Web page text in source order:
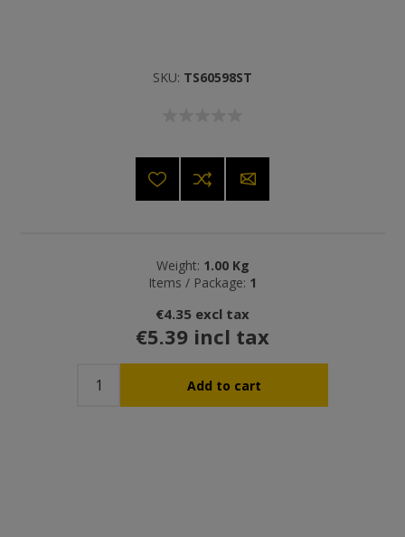
SKU: TS60598ST
Weight: 1.00 Kg
Items / Package: 1
€4.35 excl tax
€5.39 incl tax